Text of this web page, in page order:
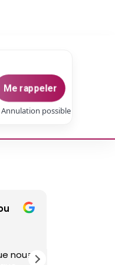
Me rappeler
Annulation possible
Réalisé un travail sur